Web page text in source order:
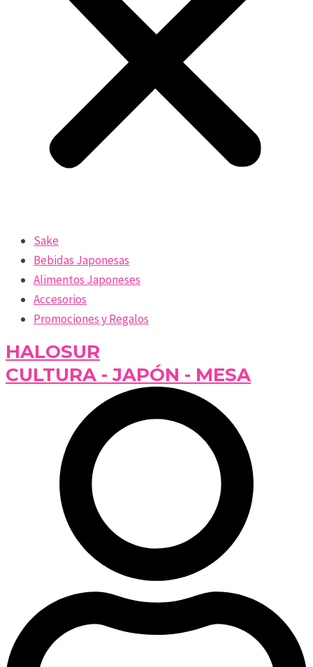
Sake
Bebidas Japonesas
Alimentos Japoneses
Accesorios
Promociones y Regalos
HALOSUR
CULTURA - JAPÓN - MESA